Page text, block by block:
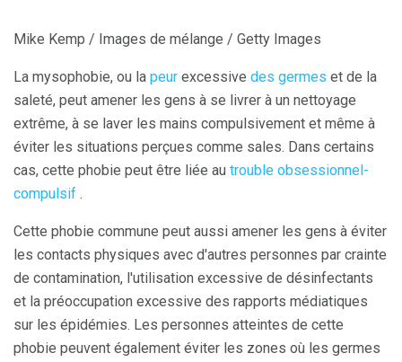
Mike Kemp / Images de mélange / Getty Images
La mysophobie, ou la peur excessive des germes et de la
saleté, peut amener les gens à se livrer à un nettoyage
extrême, à se laver les mains compulsivement et même à
éviter les situations perçues comme sales. Dans certains
cas, cette phobie peut être liée au trouble obsessionnel-
compulsif .
Cette phobie commune peut aussi amener les gens à éviter
les contacts physiques avec d'autres personnes par crainte
de contamination, l'utilisation excessive de désinfectants
et la préoccupation excessive des rapports médiatiques
sur les épidémies. Les personnes atteintes de cette
phobie peuvent également éviter les zones où les germes